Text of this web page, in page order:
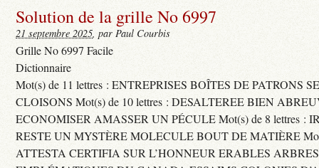
Solution de la grille No 6997
21 septembre 2025, par Paul Courbis
Grille No 6997 Facile
Dictionnaire
Mot(s) de 11 lettres : ENTREPRISES BOÎTES DE PATRONS
CLOISONS Mot(s) de 10 lettres : DESALTEREE BIEN
ECONOMISER AMASSER UN PÉCULE Mot(s) de 8 lettres :
RESTE UN MYSTÈRE MOLECULE BOUT DE MATIÈRE
ATTESTA CERTIFIA SUR L’HONNEUR ERABLES ARBRES